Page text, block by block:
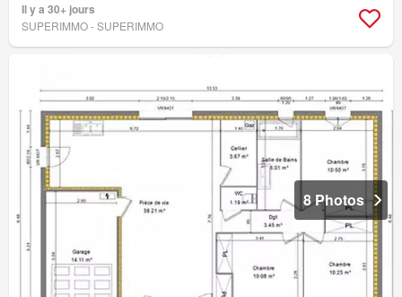
Il y a 30+ jours
SUPERIMMO - SUPERIMMO
8 Photos